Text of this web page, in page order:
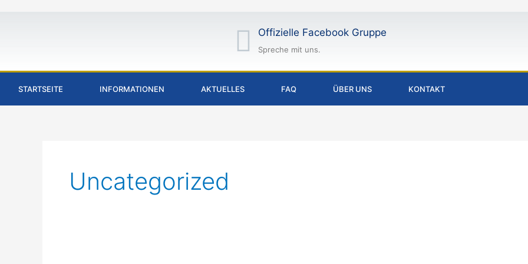
Offizielle Facebook Gruppe
Spreche mit uns.
STARTSEITE INFORMATIONEN AKTUELLES FAQ ÜBER UNS KONTAKT
Uncategorized